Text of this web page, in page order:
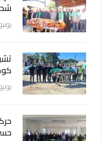
يونيو 19,
يونيو 16,